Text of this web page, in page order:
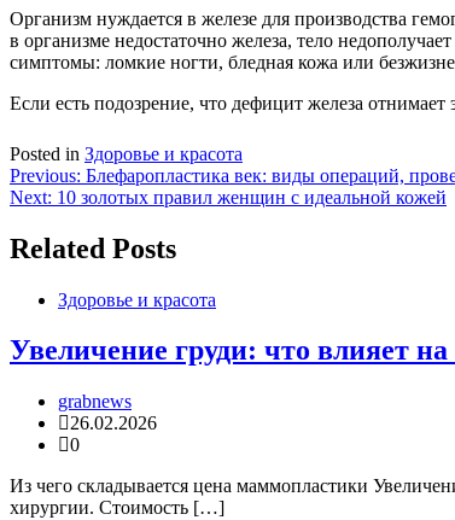
Организм нуждается в железе для производства
в организме недостаточно железа, тело
симптомы: ломкие ногти, бледная кожа или
Если есть подозрение, что дефицит железа
Posted in Здоровье и красота
Навигация
по
записям
Previous: Блефаропластика век: виды операций,
Next: 10 золотых правил женщин с идеальной кожей
Related Posts
Здоровье и красота
Увеличение груди: что влияет
grabnews
26.02.2026
0
Из чего складывается цена маммопластики
хирургии. Стоимость […]